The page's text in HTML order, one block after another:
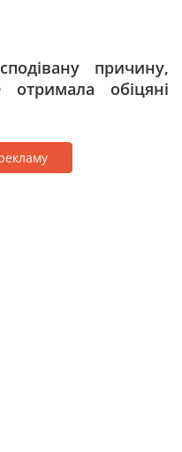
причину,
обіцяні